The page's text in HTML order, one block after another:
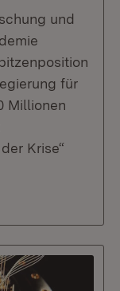
und
für
Millionen
Krise“